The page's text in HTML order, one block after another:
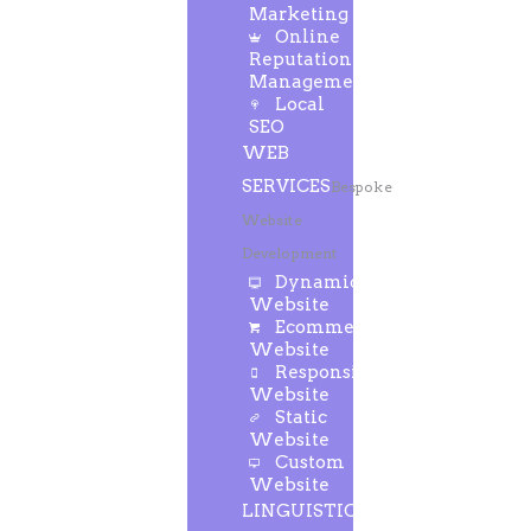
Marketing
Online
Reputation
Management
Local
SEO
WEB
SERVICESBespoke
Website
Development
Dynamic
Website
Ecommerce
Website
Responsive
Website
Static
Website
Custom
Website
LINGUISTIC